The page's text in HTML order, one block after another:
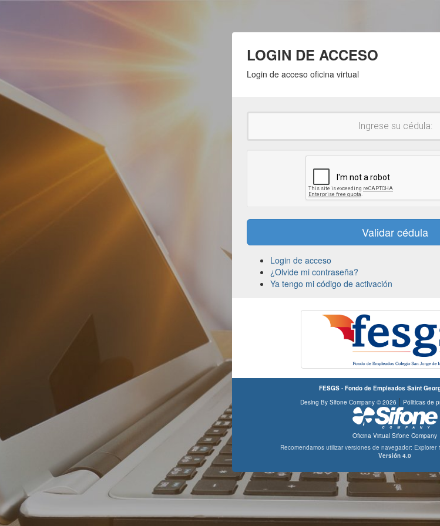
LOGIN DE ACCESO
Login de acceso oficina virtual
Login de acceso
¿Olvide mi contraseña?
Ya tengo mi código de activación
FESGS - Fondo de Empleados Saint
Desing By Sifone Company © 2026 | Póliticas de
Oficina Virtual Sifone Company
Recomendamos utilizar versiones de navegador: Explorer
Versión 4.0